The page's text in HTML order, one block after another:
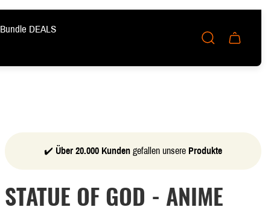
Bundle DEALS
Schublade
Wagens.
✔️ Über 20.000 Kundengefallen unsere Produkte
STATUE OF GOD - ANIME